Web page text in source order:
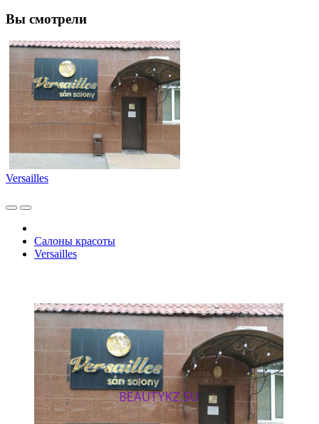
Вы смотрели
Versailles
Салоны красоты
Versailles